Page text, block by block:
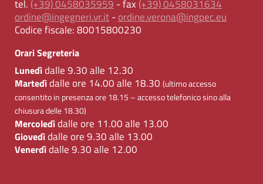
tel. (+39) 0458035959 - fax (+39) 0458031634
ordine@ingegneri.vr.it-ordine.verona@ingpec.eu
Codice fiscale:80015800230
Orari Segreteria
Lunedìdalle 9.30 alle 12.30
Martedìdalle ore 14.00 alle 18.30 (ultimo accesso
consentito in presenza ore 18.15 – accesso telefonico sino alla
chiusura delle 18.30)
Mercoledìdalle ore 11.00 alle 13.00
Giovedìdalle ore 9.30 alle 13.00
Venerdìdalle 9.30 alle 12.00